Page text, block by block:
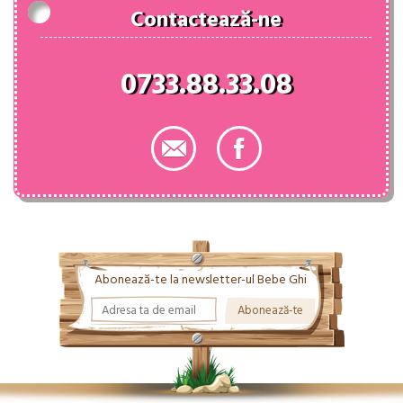
Contactează-ne
0733.88.33.08
Abonează-te la newsletter-ul Bebe Ghi